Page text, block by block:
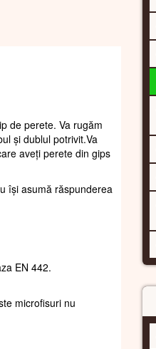
de perete. Va rugăm
și dublul potrivit.Va
aveți perete din gips
își asumă răspunderea
EN 442.
microfisuri nu